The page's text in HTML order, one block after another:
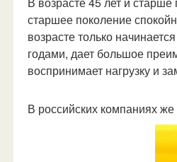
старшее поколение
возрасте только
годами, дает большое
воспринимает нагрузку и
В российских компаниях